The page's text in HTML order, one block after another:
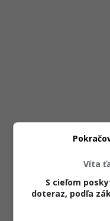
Víta
S cieľom
doteraz, podľa